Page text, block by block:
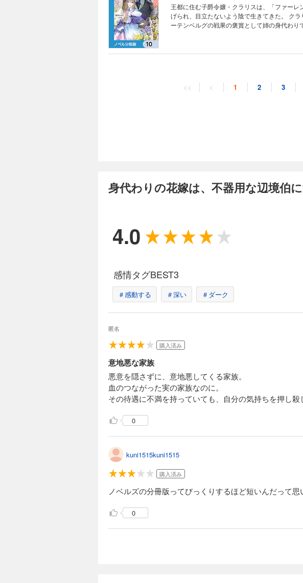
王都に住む子爵令嬢・クラリスは、「ファー
げられ、目立たないよう陰で生きてきた。 ク
ーテンベルグの戦果の褒賞として姉の身代わ
と王都に向かうことになるのだが……。 実はク
王都に住む子爵令嬢・クラリスは、「ファー
ーテンベルグの戦果の褒賞として姉の身代わ
もクラリスを思いやる、包容力に溢れた魅力
るクラリスは、なかなかジークへ心を預けら
と王都に向かうことになるのだが……。 実はク
げられ、目立たないよう陰で生きてきた。 ク
ーテンベルグの戦果の褒賞として姉の身代わ
るクラリスは、なかなかジークへ心を預けら
と王都に向かうことになるのだが……。 実は
さつも知っている事実とは違っていて!? 不遇
分冊版第12弾。 ※本作品は単行本を分割したも
身代わりの花嫁は、不器用な辺境伯に
王都に住む子爵令嬢・クラリスは、「ファー
げられ、目立たないよう陰で生きてきた。 ク
ーテンベルグの戦果の褒賞として姉の身代わり
もクラリスを思いやる、包容力に溢れた魅力的
るクラリスは、なかなかジークへ心を預けられ
さつも知っている事実とは違っていて!? 不遇
王都に住む子爵令嬢・クラリスは、「ファーレ
もクラリスを思いやる、包容力に溢れた魅力的
るクラリスは、なかなかジークへ心を預けられ
と王都に向かうことになるのだが……。 実はク
さつも知っている事実とは違っていて!? 不遇
身代わりの花嫁は、不器用な辺境伯に
げられ、目立たないよう陰で生きてきた。 ク
もクラリスを思いやる、包容力に溢れた魅力的
と王都に向かうことになるのだが……。 実はク
分冊版第15弾。 ※本作品は単行本を分割した
身代わりの花嫁は、不器用な辺境伯に
もクラリスを思いやる、包容力に溢れた魅力
<< < 1 2 3
身代わりの花嫁は、不器用な辺境伯
4.0
感情タグBEST3
＃感動する ＃深い ＃ダーク
匿名
購入済み
意地悪な家族
悪意を隠さずに、意地悪してくる家族。
血のつながった実の家族なのに。
その待遇に不満を持っていても、自分の気持ちを押し殺
0
kuni1515kuni1515
購入済み
ノベルズの分冊版ってびっくりするほど短いんだって
0